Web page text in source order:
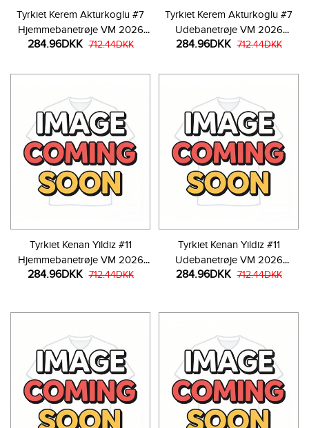
Tyrkiet Kerem Akturkoglu #7
Hjemmebanetrøje VM 2026
Kortærmet
284.96DKK 712.44DKK
Tyrkiet Kerem Akturkoglu #7
Udebanetrøje VM 2026
Kortærmet
284.96DKK 712.44DKK
Tyrkiet Kenan Yildiz #11
Hjemmebanetrøje VM 2026
Kortærmet
284.96DKK 712.44DKK
Tyrkiet Kenan Yildiz #11
Udebanetrøje VM 2026
Kortærmet
284.96DKK 712.44DKK